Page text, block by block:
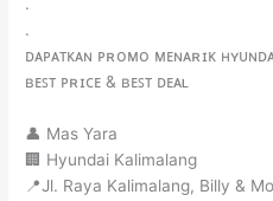
.
.
ᴅᴀᴘᴀᴛᴋᴀɴ ᴘʀᴏᴍᴏ ᴍᴇɴᴀʀɪᴋ
ʙᴇꜱᴛ ᴘʀɪᴄᴇ & ʙᴇꜱᴛ ᴅᴇᴀʟ
👤 Mas Yara
🏢 Hyundai Kalimalang
📍Jl. Raya Kalimalang, Billy &